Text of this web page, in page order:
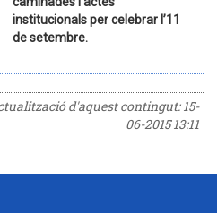
institucionals per celebrar l’11
de setembre.
d'aquest contingut: 15-
06-2015 13:11